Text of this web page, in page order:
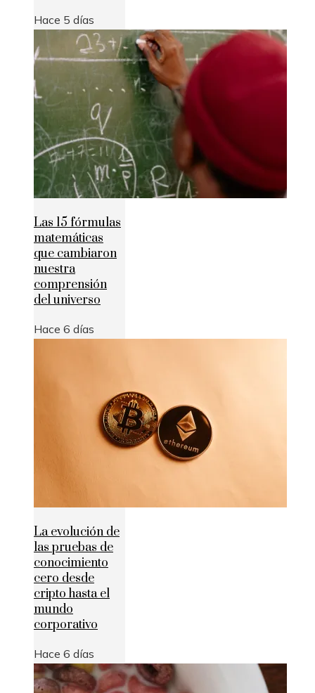
Hace 5 días
Las 15 fórmulas
matemáticas
que cambiaron
nuestra
comprensión
del universo
Hace 6 días
La evolución de
las pruebas de
conocimiento
cero desde
cripto hasta el
mundo
corporativo
Hace 6 días